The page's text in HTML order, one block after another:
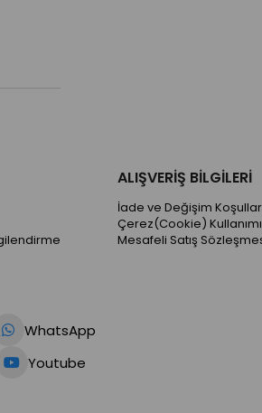
WhatsApp
Youtube
ALIŞVERİŞ BİLGİLERİ
İade ve Değişim
Çerez(Cookie) Kullanımı
Mesafeli Satış